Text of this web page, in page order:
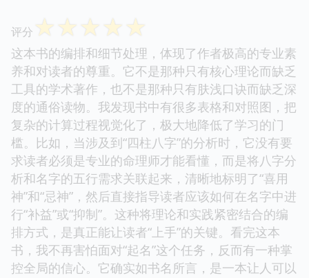
评分 ☆☆☆☆☆
这本书的编排和细节处理，体现了作者极高的专业素
养和对读者的尊重。它不是那种只有核心理论而缺乏
工具的学术著作，也不是那种只有肤浅口诀而缺乏深
度的通俗读物。我发现书中有很多表格和对照图，把
复杂的计算过程视觉化了，极大地降低了学习的门
槛。比如，当涉及到“四柱八字”的分析时，它没有要
求读者必须是专业的命理师才能看懂，而是将八字分
析和名字的五行需求关联起来，清晰地标明了“喜用
神”和“忌神”，然后直接指导读者应该如何在名字中进
行“补益”或“抑制”。这种将理论和实践紧密结合的编
排方式，是真正能让读者“上手”的关键。看完这本
书，我不再害怕面对“起名”这个任务，反而有一种掌
控全局的信心。它确实如书名所言，是一本让人可以